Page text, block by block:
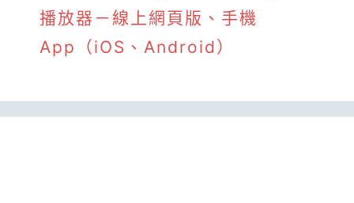
播放器－線上網頁版、手機
App（iOS、Android）